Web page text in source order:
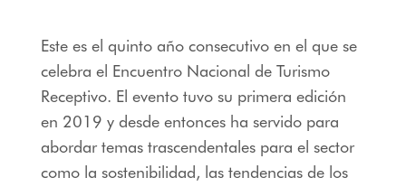
Este es el quinto año consecutivo en el que se
celebra el Encuentro Nacional de Turismo
Receptivo. El evento tuvo su primera edición
en 2019 y desde entonces ha servido para
abordar temas trascendentales para el sector
como la sostenibilidad, las tendencias de los